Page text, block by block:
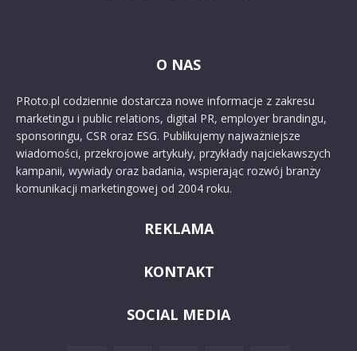
O NAS
PRoto.pl codziennie dostarcza nowe informacje z zakresu
marketingu i public relations, digital PR, employer brandingu,
sponsoringu, CSR oraz ESG. Publikujemy najważniejsze
wiadomości, przekrojowe artykuły, przykłady najciekawszych
kampanii, wywiady oraz badania, wspierając rozwój branży
komunikacji marketingowej od 2004 roku.
REKLAMA
KONTAKT
SOCIAL MEDIA